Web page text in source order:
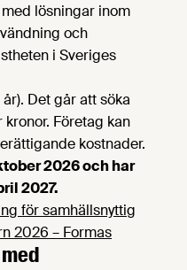
lösningar inom
och
i Sveriges
Det går att söka
Företag kan
kostnader.
2026 och har
2027.
för samhällsnyttig
2026 – Formas